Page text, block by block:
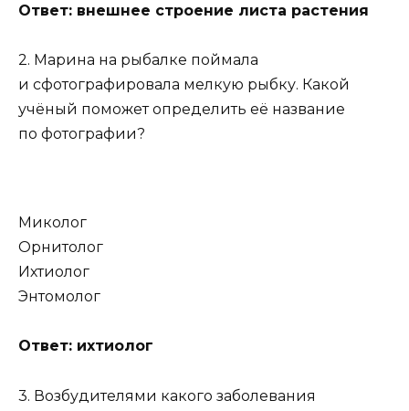
Ответ: внешнее строение листа растения
2. Марина на рыбалке поймала
и сфотографировала мелкую рыбку. Какой
учёный поможет определить её название
по фотографии?
Миколог
Орнитолог
Ихтиолог
Энтомолог
Ответ: ихтиолог
3. Возбудителями какого заболевания